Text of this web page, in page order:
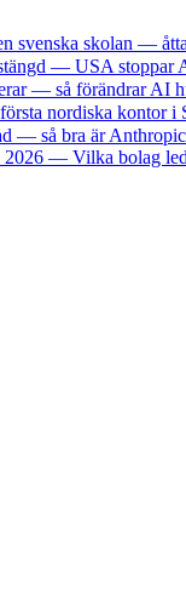
svenska skolan —
— USA stoppar
— så förändrar AI
nordiska kontor i
— så bra är
2026 — Vilka bolag